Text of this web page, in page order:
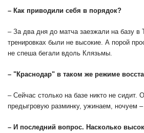
– Как приводили себя в порядок?
– За два дня до матча заезжали на базу в
тренировках были не высокие. А порой
не спеша бегали вдоль Клязьмы.
– "Краснодар" в таком же режиме
– Сейчас столько на базе никто не сидит.
предыгровую разминку, ужинаем, ночуем
– И последний вопрос. Насколько